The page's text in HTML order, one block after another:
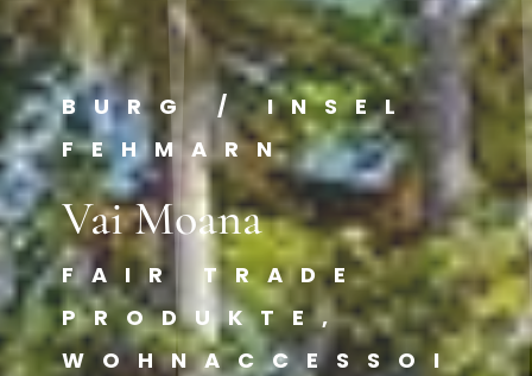
BURG / INSEL
FEHMARN
Vai Moana
FAIR TRADE
PRODUKTE,
WOHNACCESSOI